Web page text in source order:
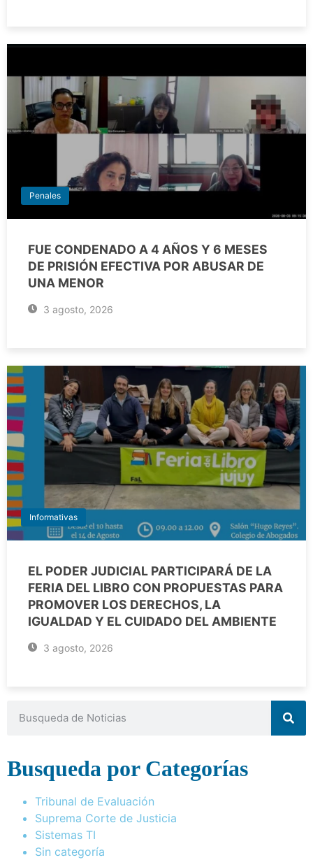
Penales
FUE CONDENADO A 4 AÑOS Y 6 MESES
DE PRISIÓN EFECTIVA POR ABUSAR DE
UNA MENOR
3 agosto, 2026
Informativas
EL PODER JUDICIAL PARTICIPARÁ DE LA
FERIA DEL LIBRO CON PROPUESTAS PARA
PROMOVER LOS DERECHOS, LA
IGUALDAD Y EL CUIDADO DEL AMBIENTE
3 agosto, 2026
Busqueda por Categorías
Tribunal de Evaluación
Suprema Corte de Justicia
Sistemas TI
Sin categoría